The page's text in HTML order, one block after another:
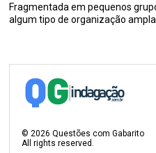
Fragmentada em pequenos
algum tipo de organização
© 2026 Questões com Gabarito
All rights reserved.